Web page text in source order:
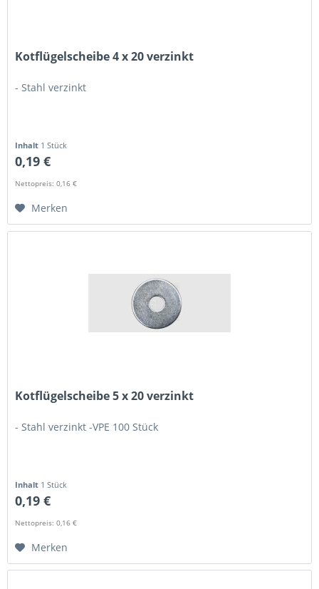
Kotflügelscheibe 4 x 20 verzinkt
- Stahl verzinkt
Inhalt 1 Stück
0,19 €
Nettopreis: 0,16 €
Merken
Kotflügelscheibe 5 x 20 verzinkt
- Stahl verzinkt -VPE 100 Stück
Inhalt 1 Stück
0,19 €
Nettopreis: 0,16 €
Merken